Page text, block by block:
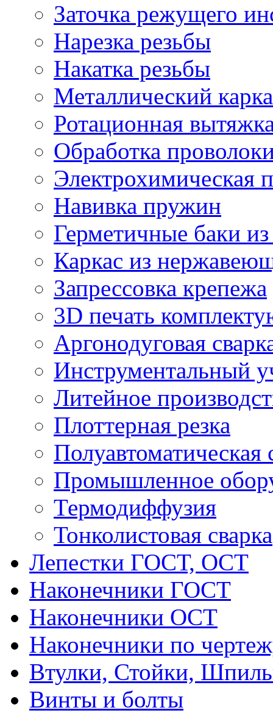
Заточка режущего
Нарезка резьбы
Накатка резьбы
Металлический
Ротационная
Обработка
Электрохимическая
Навивка пружин
Герметичные баки
Каркас из
Запрессовка крепежа
3D печать
Аргонодуговая
Инструментальный
Литейное
Плоттерная резка
Полуавтоматическая
Промышленное
Термодиффузия
Тонколистовая сварка
Лепестки ГОСТ, ОСТ
Наконечники ГОСТ
Наконечники ОСТ
Наконечники по
Втулки, Стойки,
Винты и болты